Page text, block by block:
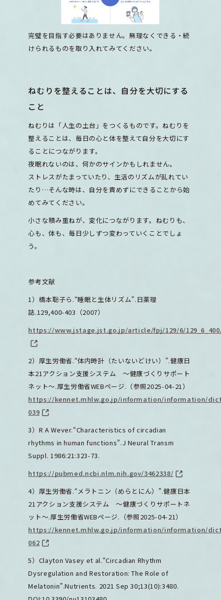
完璧を目指す必要はありません。無理なくできる・続
けられるものを取り入れてみてください。
ねむりを整えることは、自分を大切にする
こと
ねむりは「人生の土台」をつくるものです。ねむりを
整えることは、毎日の心と体を整えて自分を大切にす
ることにつながります。
夜眠れないのは、何かのサインかもしれません。
ストレスがたまっていたり、生活のリズムが乱れてい
たり…そんな時は、自分を責めずにできることから始
めてみてください。
小さな積み重ねが、変化につながります。ねむりも、
心も、体も、毎日少しずつ変わっていくことでしょ
う。
参考文献
1）橋本聡子ら.“睡眠と生体リズム”.日薬理
誌.129,400-403（2007）
https://www.jstage.jst.go.jp/article/fpj/129/6/
2）厚生労働省.“体内時計（たいないどけい）”.健康日
本21アクション支援システム ～健康づくりサポート
ネット～.厚生労働省WEBページ.（参照2025-04-21）
https://kennet.mhlw.go.jp/information/information/
039
3）R A Wever.“Characteristics of circadian
rhythms in human functions”.J Neural Transm
Suppl. 1986:21:323-73.
https://pubmed.ncbi.nlm.nih.gov/3462338/
4）厚生労働省.“メラトニン（めらとにん）”.健康日本
21アクション支援システム ～健康づくりサポートネ
ット～.厚生労働省WEBページ.（参照2025-04-21）
https://kennet.mhlw.go.jp/information/information/
062
5）Clayton Vasey et al.“Circadian Rhythm
Dysregulation and Restoration: The Role of
Melatonin”.Nutrients. 2021 Sep 30;13(10):3480.